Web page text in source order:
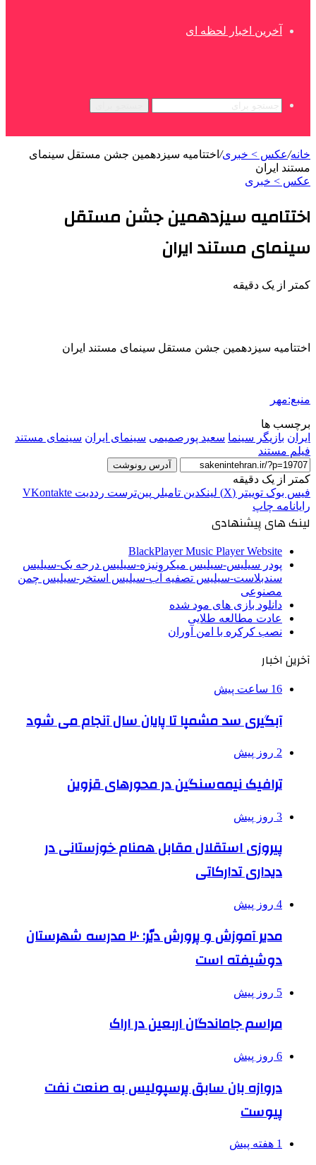
آخرین اخبار لحظه ای
خانه/عکس > خبری/ اختتامیه سیزدهمین جشن مستقل سینمای
مستند ایران
عکس > خبری
اختتامیه سیزدهمین جشن مستقل
سینمای مستند ایران
کمتر از یک دقیقه
اختتامیه سیزدهمین جشن مستقل سینمای مستند ایران
منبع:مهر
برچسب ها
ایران بازیگر سینما سعید پورصمیمی سینمای ایران سینمای مستند
فیلم مستند
آدرس رونوشت
کمتر از یک دقیقه
فیس بوک توییتر (X) لینکدین ‫تامبلر ‫پین‌ترست ‫رددیت ‫VKontakte
رایانامه چاپ
لینک های پیشنهادی
BlackPlayer Music Player Website
پودر سیلیس-سیلیس میکرونیزه-سیلیس درجه یک-سیلیس
سندبلاست-سیلیس تصفیه آب-سیلیس استخر-سیلیس چمن
مصنوعی
دانلود بازی های مود شده
عادت مطالعه طلایی
نصب کرکره با امن آوران
آخرین اخبار
16 ساعت پیش
آبگیری سد مشمپا تا پایان سال آنجام می شود
2 روز پیش
ترافیک نیمه‌سنگین در محورهای قزوین
3 روز پیش
پیروزی استقلال مقابل همنام خوزستانی در
دیداری تدارکاتی
4 روز پیش
مدیر آموزش و پرورش دیّر: ۲۰ مدرسه شهرستان
دوشیفته است
5 روز پیش
مراسم جاماندگان اربعین در اراک
6 روز پیش
دروازه بان سابق پرسپولیس به صنعت نفت
پیوست
1 هفته پیش